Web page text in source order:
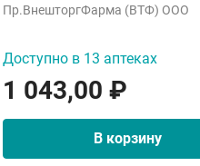
Пр.ВнешторгФарма (ВТФ) ООО
Доступно в 13 аптеках
1 043,00 ₽
В корзину